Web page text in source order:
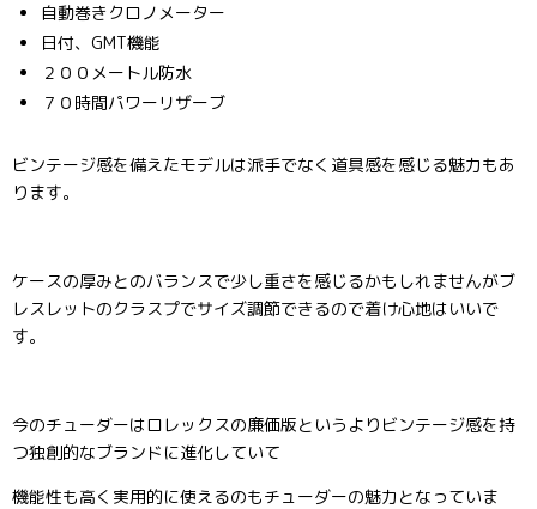
自動巻きクロノメーター
日付、GMT機能
２００メートル防水
７０時間パワーリザーブ
ビンテージ感を備えたモデルは派手でなく道具感を感じる魅力もあ
ります。
ケースの厚みとのバランスで少し重さを感じるかもしれませんがブ
レスレットのクラスプでサイズ調節できるので着け心地はいいで
す。
今のチューダーはロレックスの廉価版というよりビンテージ感を持
つ独創的なブランドに進化していて
機能性も高く実用的に使えるのもチューダーの魅力となっていま